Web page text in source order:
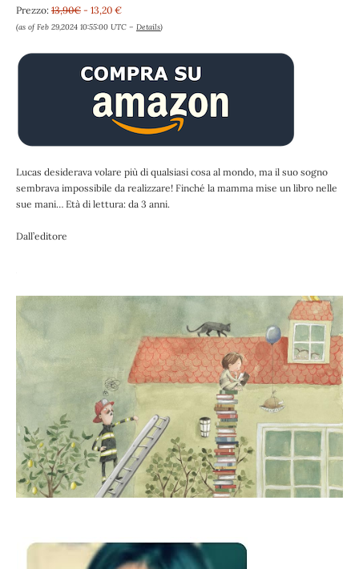
Prezzo: 13,90€ - 13,20 €
(as of Feb 29,2024 10:55:00 UTC – Details)
Lucas desiderava volare più di qualsiasi cosa al mondo, ma il suo sogno
sembrava impossibile da realizzare! Finché la mamma mise un libro nelle
sue mani… Età di lettura: da 3 anni.
Dall’editore